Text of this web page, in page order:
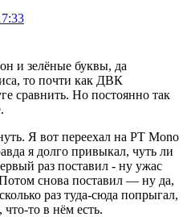
и зелёные буквы, да
то почти как ДВК
сравнить. Но постоянно так
Я вот переехал на PT Mono
я долго привыкал, чуть ли
раз поставил - ну ужас
снова поставил — ну да,
раз туда-сюда попрыгал,
что-то в нём есть.